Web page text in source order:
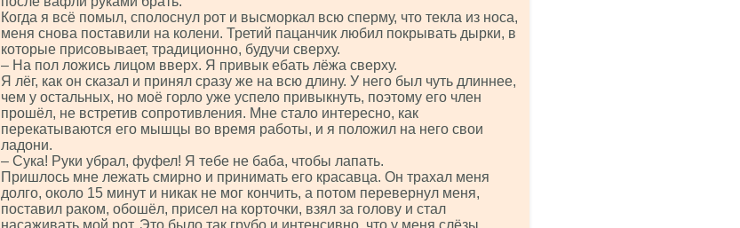
Когда я всё помыл, сполоснул рот и высморкал всю сперму, что текла из носа,
меня снова поставили на колени. Третий пацанчик любил покрывать дырки, в
которые присовывает, традиционно, будучи сверху.
– На пол ложись лицом вверх. Я привык ебать лёжа сверху.
Я лёг, как он сказал и принял сразу же на всю длину. У него был чуть длиннее,
чем у остальных, но моё горло уже успело привыкнуть, поэтому его член
прошёл, не встретив сопротивления. Мне стало интересно, как
перекатываются его мышцы во время работы, и я положил на него свои
ладони.
– Сука! Руки убрал, фуфел! Я тебе не баба, чтобы лапать.
Пришлось мне лежать смирно и принимать его красавца. Он трахал меня
долго, около 15 минут и никак не мог кончить, а потом перевернул меня,
поставил раком, обошёл, присел на корточки, взял за голову и стал
насаживать мой рот. Это было так грубо и интенсивно, что у меня слёзы